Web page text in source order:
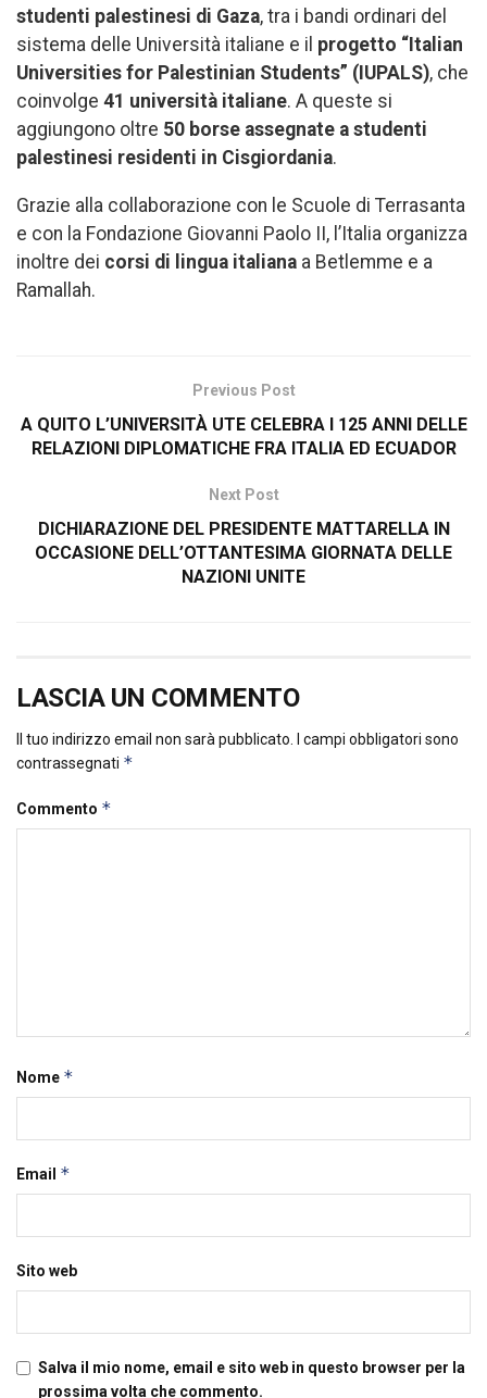
studenti palestinesi di Gaza, tra i bandi ordinari del
sistema delle Università italiane e il progetto “Italian
Universities for Palestinian Students” (IUPALS), che
coinvolge 41 università italiane. A queste si
aggiungono oltre 50 borse assegnate a studenti
palestinesi residenti in Cisgiordania.
Grazie alla collaborazione con le Scuole di Terrasanta
e con la Fondazione Giovanni Paolo II, l’Italia organizza
inoltre dei corsi di lingua italiana a Betlemme e a
Ramallah.
Previous Post
A QUITO L’UNIVERSITÀ UTE CELEBRA I 125 ANNI DELLE
RELAZIONI DIPLOMATICHE FRA ITALIA ED ECUADOR
Next Post
DICHIARAZIONE DEL PRESIDENTE MATTARELLA IN
OCCASIONE DELL’OTTANTESIMA GIORNATA DELLE
NAZIONI UNITE
LASCIA UN COMMENTO
Il tuo indirizzo email non sarà pubblicato.
I campi obbligatori sono
contrassegnati *
Commento *
Nome *
Email *
Sito web
Salva il mio nome, email e sito web in questo browser per la
prossima volta che commento.